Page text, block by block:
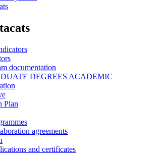
documentation
DEGREES ACADEMIC
Plan
agreements
and certificates